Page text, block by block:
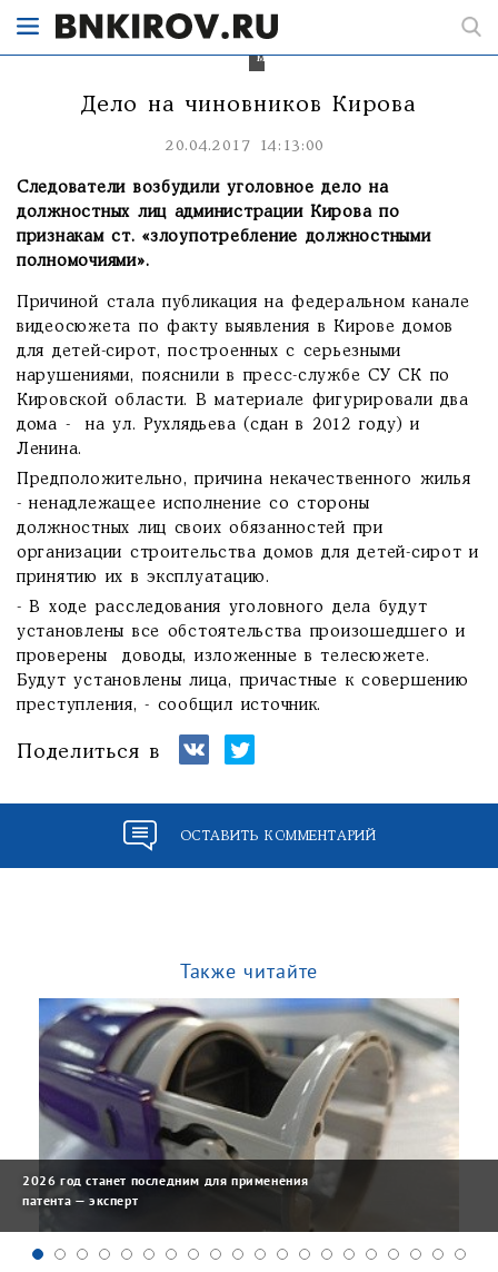
чиновников
мэрии.
Дело на чиновников Кирова
20.04.2017 14:13:00
Следователи возбудили уголовное дело на
должностных лиц администрации Кирова по
признакам ст. «злоупотребление должностными
полномочиями».
Причиной стала публикация на федеральном канале
видеосюжета по факту выявления в Кирове домов
для детей-сирот, построенных с серьезными
нарушениями, пояснили в пресс-службе СУ СК по
Кировской области. В материале фигурировали два
дома - на ул. Рухлядьева (сдан в 2012 году) и
Ленина.
Предположительно, причина некачественного жилья
- ненадлежащее исполнение со стороны
должностных лиц своих обязанностей при
организации строительства домов для детей-сирот и
принятию их в эксплуатацию.
- В ходе расследования уголовного дела будут
установлены все обстоятельства произошедшего и
проверены доводы, изложенные в телесюжете.
Будут установлены лица, причастные к совершению
преступления, - сообщил источник.
Поделиться в
ОСТАВИТЬ КОММЕНТАРИЙ
Также читайте
2026 год станет последним для применения
патента — эксперт